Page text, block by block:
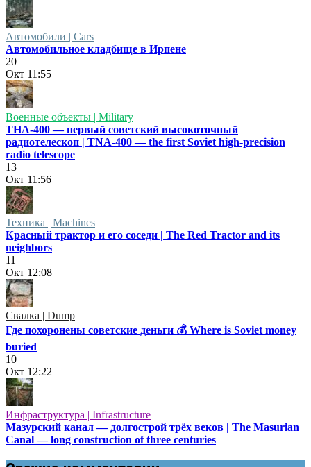
Автомобили | Cars
Автомобильное кладбище в Ирпене
20
Окт 11:55
Военные объекты | Military
ТНА-400 — первый советский высокоточный
радиотелескоп | TNA-400 — the first Soviet high-precision
radio telescope
13
Окт 11:56
Техника | Machines
Красный трактор и его соседи | The Red Tractor and its
neighbors
11
Окт 12:08
Свалка | Dump
Где похоронены советские деньги 💰 Where is Soviet money
buried
10
Окт 12:22
Инфраструктура | Infrastructure
Мазурский канал — долгострой трёх веков | The Masurian
Canal — long construction of three centuries